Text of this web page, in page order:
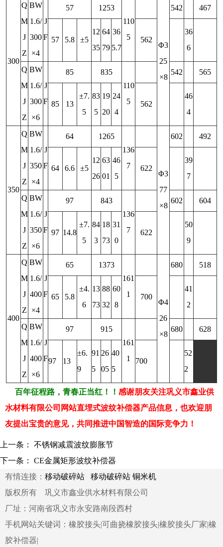
300
Q
M
J
Z
BW
1.6/
300
×4
J
F
57
1253
110
5
Φ3
25
×8
542 467
57 5.8 ±5
12
35
64
79
36
5.7
562
36
6
Q
M
J
Z
BW
1.6/
300
×6
J
F
85
835
110
5
542 565
85 13
±7.
5
83
5
19
20
24
4
562
46
4
350
Q
M
J
Z
BW
1.6/
350
×4
J
F
64
1265
136
7
Φ3
77
×8
602 492
64 6.6 ±5
12
26
63
01
46
5
622
39
7
Q
M
J
Z
BW
1.6/
350
×6
J
F
97
843
136
7
602 604
97 14.8
±7.
5
84
3
18
73
31
0
622
50
9
400
Q
M
J
Z
BW
1.6/
400
×4
J
F
65
1373
161
1
Φ4
26
×8
680 518
65 5.8
±4.
6
13
73
88
32
60
8
700
41
2
Q
M
J
Z
BW
1.6/
400
×6
J
F
97
915
161
1
680 628
97 13
±6.
9
91
5
26
05
40
5
700
52
2
百年征程路，青春正当红！！ 感谢朋友关注巩义市鑫业供
水材料有限公司网站直埋式波纹补偿器产品信息，也欢迎朋
友提出宝贵的意见，共同推进中国智造的国际竞争力！
上一条： 不锈钢减震波纹膨胀节
下一条： CE金属矩形波纹补偿器
有情连接： 移动破碎站 移动破碎站 铜米机
版权所有 巩义市鑫业供水材料有限公司
厂址：河南省巩义市永安路南段西村
手机网站关键词：橡胶接头|可曲挠橡胶接头|橡胶接头厂家|橡
胶补偿器|